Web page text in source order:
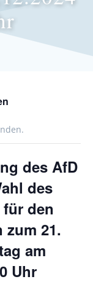
des AfD
des
den
zum 21.
am
Uhr